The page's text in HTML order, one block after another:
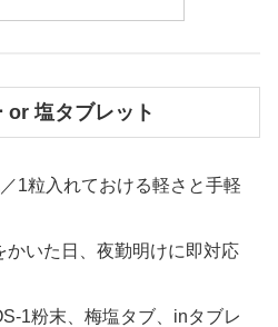
塩タブレット
1粒入れておける軽さと手軽
かいた日、夜勤明けに即対応
1粉末、梅塩タブ、inタブレ